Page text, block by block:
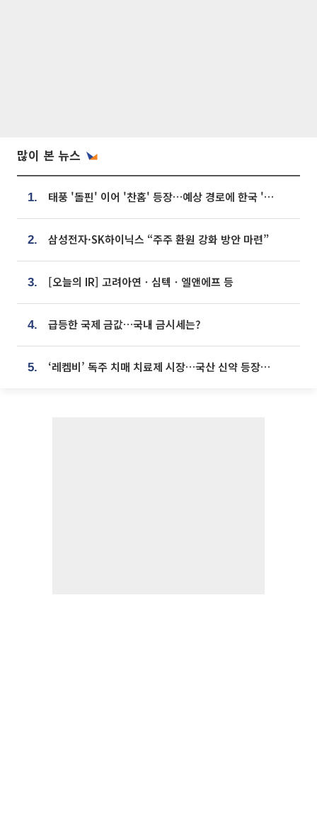
많이 본 뉴스
1. 태풍 '돌핀' 이어 '찬홈' 등장…예상 경로에 한국 '한숨'
2. 삼성전자·SK하이닉스 “주주 환원 강화 방안 마련”
3. [오늘의 IR] 고려아연ㆍ심텍ㆍ엘앤에프 등
4. 급등한 국제 금값…국내 금시세는?
5. ‘레켐비’ 독주 치매 치료제 시장…국산 신약 등장하나